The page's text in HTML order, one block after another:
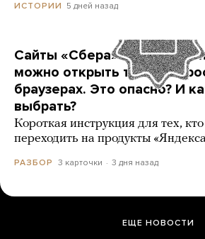
ИСТОРИИ 5 дней назад
Сайты «Сбера» и других
можно открыть только в
браузерах. Это опасно? И
выбрать?
Короткая инструкция для тех,
переходить на продукты
РАЗБОР 3 карточки 3 дня назад
ЕЩЕ НОВОСТИ